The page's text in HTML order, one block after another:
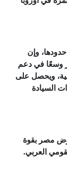
وإن
وسعًا في دعم
ويحصل على
السيادة
مصر بقوة
العربي.